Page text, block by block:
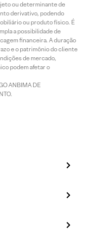
ou determinante de
derivativo, podendo
ou produto físico. É
a possibilidade de
financeira. A duração
e o patrimônio do cliente
de mercado,
podem afetar o
ANBIMA DE